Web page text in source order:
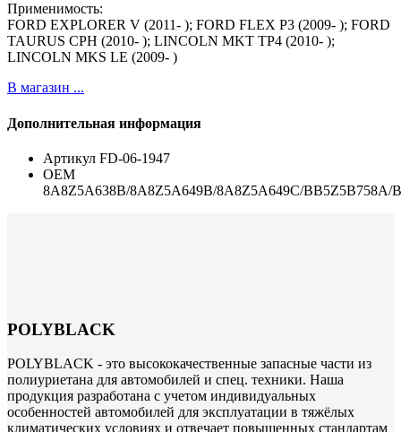
Применимость:
FORD EXPLORER V (2011- ); FORD FLEX P3 (2009- ); FORD
TAURUS CPH (2010- ); LINCOLN MKT TP4 (2010- );
LINCOLN MKS LE (2009- )
В магазин ...
Дополнительная информация
Артикул FD-06-1947
ОЕМ
8A8Z5A638B/8A8Z5A649B/8A8Z5A649C/
POLYBLACK
POLYBLACK - это высококачественные запасные части из
полиуриетана для автомобилей и спец. техники. Наша
продукция разработана с учетом индивидуальных
особенностей автомобилей для эксплуатации в тяжёлых
климатических условиях и отвечает повышенных стандартам